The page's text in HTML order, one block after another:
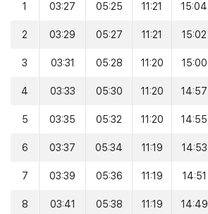
1 03:27 05:25 11:21 15:04
2 03:29 05:27 11:21 15:02
3 03:31 05:28 11:20 15:00
4 03:33 05:30 11:20 14:57
5 03:35 05:32 11:20 14:55
6 03:37 05:34 11:19 14:53
7 03:39 05:36 11:19 14:51
8 03:41 05:38 11:19 14:49